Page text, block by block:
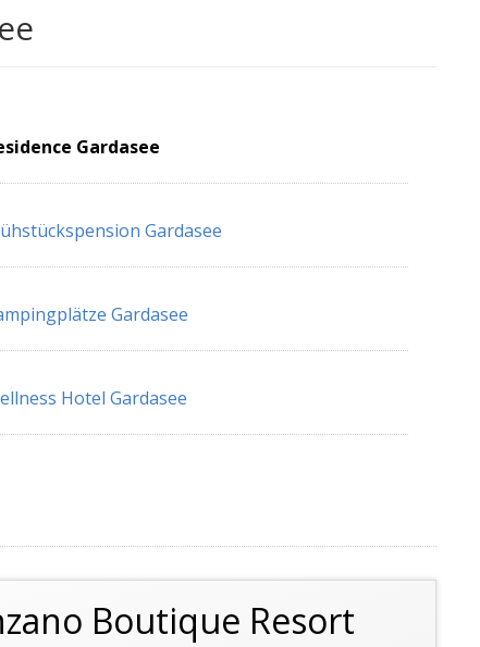
Gardasee
Gardasee
Gardasee
Hotel Gardasee
Boutique Resort